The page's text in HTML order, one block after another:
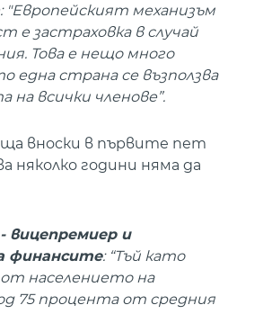
: "Европейският механизъм
е застраховка в случай
Това е нещо много
една страна се възползва
всички членове”.
вноски в първите пет
няколко години няма да
вицепремиер и
финансите: “Тъй като
от населението на
75 процента от средния